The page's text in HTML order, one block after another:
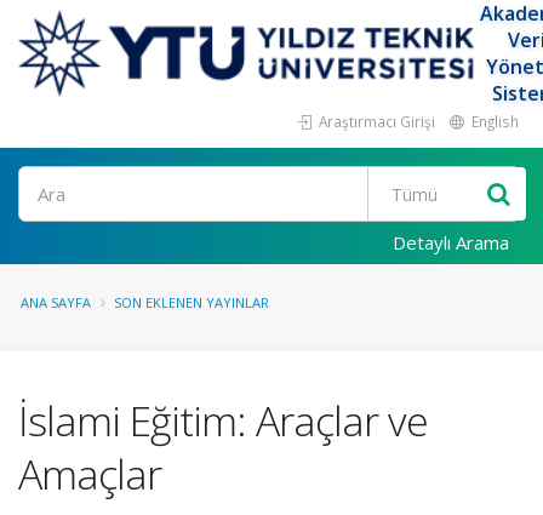
Araştırmacı Girişi English
Ara
Detaylı Arama
ANA SAYFA SON EKLENEN YAYINLAR
İslami Eğitim: Araçlar ve
Amaçlar